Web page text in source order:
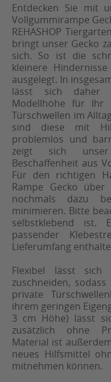
Entdecken Sie mit
Vollgummirampe
REHASHOP
bringt unser Gecko
sich. So ist die
kleinere
ausgelegt. In
lässt sich daher
Modellhöhe für Ihr
Türschwellen im
sind diese mit
problemlos und
zeigt sich
Beschaffenheit aus
Für den richtigen
Rampe Gecko
nochmals dazu
minimieren. Bitte
selbstklebend ist.
passender
Lieferumfang
Flexibel lässt sich
zuschneiden,
private
ihrem geringen
3 cm Höhe) lässt
zusätzlich ohne
Material ist
neues Hilfsmittel
mitnehmen können.